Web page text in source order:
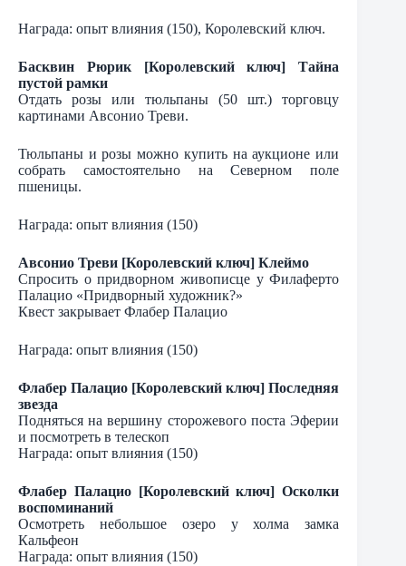
Награда: опыт влияния (150), Королевский ключ.
Басквин Рюрик [Королевский ключ] Тайна
пустой рамки
Отдать розы или тюльпаны (50 шт.) торговцу
картинами Авсонио Треви.
Тюльпаны и розы можно купить на аукционе или
собрать самостоятельно на Северном поле
пшеницы.
Награда: опыт влияния (150)
Авсонио Треви [Королевский ключ] Клеймо
Спросить о придворном живописце у Филаферто
Палацио «Придворный художник?»
Квест закрывает Флабер Палацио
Награда: опыт влияния (150)
Флабер Палацио [Королевский ключ] Последняя
звезда
Подняться на вершину сторожевого поста Эферии
и посмотреть в телескоп
Награда: опыт влияния (150)
Флабер Палацио [Королевский ключ] Осколки
воспоминаний
Осмотреть небольшое озеро у холма замка
Кальфеон
Награда: опыт влияния (150)